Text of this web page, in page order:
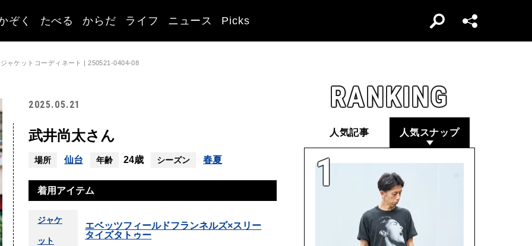
ぞく たべる からだ ライフ ニュース Picks
ャケットコーディネート | 250521-0404-08
2025.05.21
武井尚太さん
場所 仙台 年齢 24歳 シーズン 春夏
着用アイテム
ジャケ
ット
エベッツフィールドフランネルズ×スリー
タイズタトゥー
RANKING
人気記事 人気スナップ